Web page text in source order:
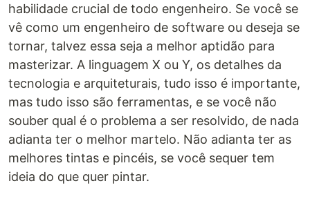
habilidade crucial de todo engenheiro. Se você se
vê como um engenheiro de software ou deseja se
tornar, talvez essa seja a melhor aptidão para
masterizar. A linguagem X ou Y, os detalhes da
tecnologia e arquiteturais, tudo isso é importante,
mas tudo isso são ferramentas, e se você não
souber qual é o problema a ser resolvido, de nada
adianta ter o melhor martelo. Não adianta ter as
melhores tintas e pincéis, se você sequer tem
ideia do que quer pintar.